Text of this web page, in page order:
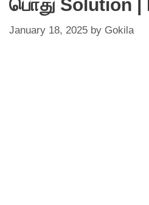
பொது Solution
January 18, 2025 by Gokila